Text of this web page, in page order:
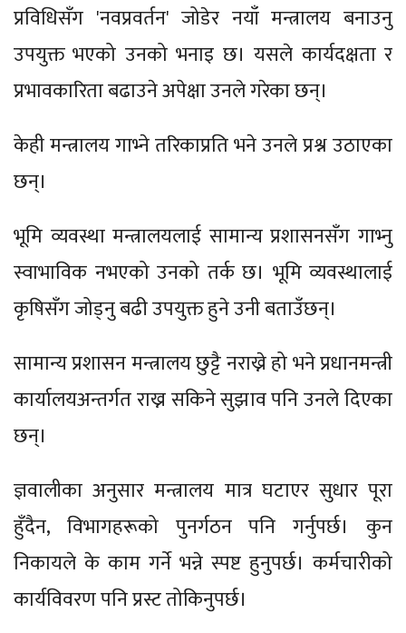
प्रविधिसँग 'नवप्रवर्तन' जोडेर नयाँ मन्त्रालय बनाउनु
उपयुक्त भएको उनको भनाइ छ। यसले कार्यदक्षता र
प्रभावकारिता बढाउने अपेक्षा उनले गरेका छन्।
केही मन्त्रालय गाभ्ने तरिकाप्रति भने उनले प्रश्न उठाएका
छन्।
भूमि व्यवस्था मन्त्रालयलाई सामान्य प्रशासनसँग गाभ्नु
स्वाभाविक नभएको उनको तर्क छ। भूमि व्यवस्थालाई
कृषिसँग जोड्नु बढी उपयुक्त हुने उनी बताउँछन्।
सामान्य प्रशासन मन्त्रालय छुट्टै नराख्ने हो भने प्रधानमन्त्री
कार्यालयअन्तर्गत राख्न सकिने सुझाव पनि उनले दिएका
छन्।
ज्ञवालीका अनुसार मन्त्रालय मात्र घटाएर सुधार पूरा
हुँदैन, विभागहरूको पुनर्गठन पनि गर्नुपर्छ। कुन
निकायले के काम गर्ने भन्ने स्पष्ट हुनुपर्छ। कर्मचारीको
कार्यविवरण पनि प्रस्ट तोकिनुपर्छ।